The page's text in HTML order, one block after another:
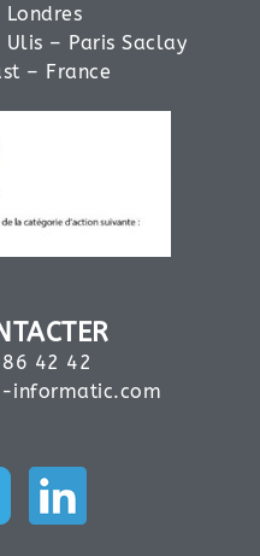
– Paris Saclay
– France
42 42
informatic.com